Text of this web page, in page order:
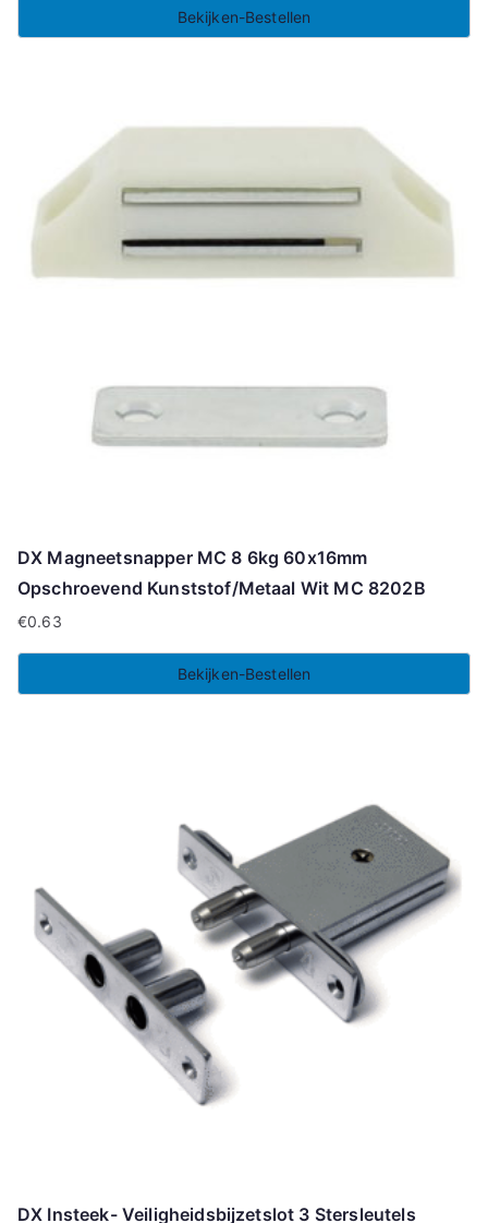
Bekijken-Bestellen
DX Magneetsnapper MC 8 6kg 60x16mm
Opschroevend Kunststof/Metaal Wit MC 8202B
€0.63
Bekijken-Bestellen
DX Insteek- Veiligheidsbijzetslot 3 Stersleutels